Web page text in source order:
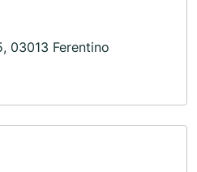
03013 Ferentino